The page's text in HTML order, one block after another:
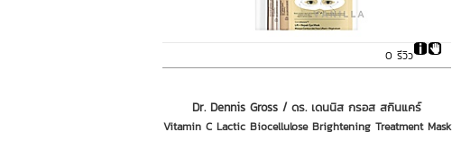
0 รีวิว
Dr. Dennis Gross / ดร. เดนนิส กรอส สกินแคร์
Vitamin C Lactic Biocellulose Brightening Treatment Mask